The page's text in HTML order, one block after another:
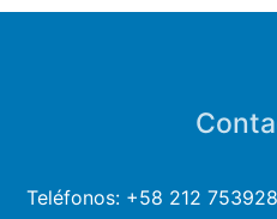
Teléfonos: +58 212